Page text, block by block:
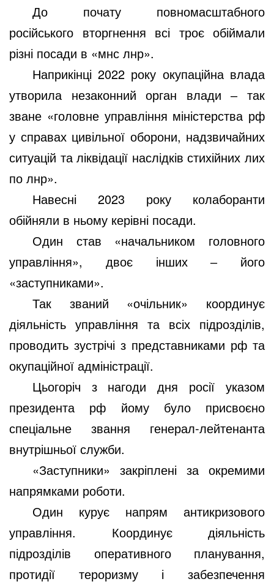
До почату повномасштабного
російського вторгнення всі троє обіймали
різні посади в «мнс лнр».
Наприкінці 2022 року окупаційна влада
утворила незаконний орган влади ‒ так
зване «головне управління міністерства рф
у справах цивільної оборони, надзвичайних
ситуацій та ліквідації наслідків стихійних лих
по лнр».
Навесні 2023 року колаборанти
обійняли в ньому керівні посади.
Один став «начальником головного
управління», двоє інших ‒ його
«заступниками».
Так званий «очільник» координує
діяльність управління та всіх підрозділів,
проводить зустрічі з представниками рф та
окупаційної адміністрації.
Цьогоріч з нагоди дня росії указом
президента рф йому було присвоєно
спеціальне звання генерал-лейтенанта
внутрішньої служби.
«Заступники» закріплені за окремими
напрямками роботи.
Один курує напрям антикризового
управління. Координує діяльність
підрозділів оперативного планування,
протидії тероризму і забезпечення